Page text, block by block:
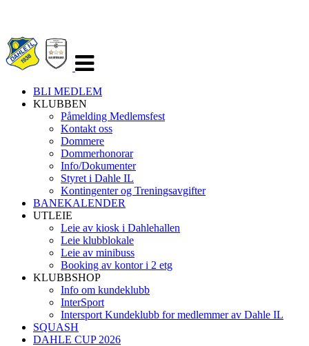
navigasjon
BLI MEDLEM
KLUBBEN
Påmelding Medlemsfest
Kontakt oss
Dommere
Dommerhonorar
Info/Dokumenter
Styret i Dahle IL
Kontingenter og Treningsavgifter
BANEKALENDER
UTLEIE
Leie av kiosk i Dahlehallen
Leie klubblokale
Leie av minibuss
Booking av kontor i 2 etg
KLUBBSHOP
Info om kundeklubb
InterSport
Intersport Kundeklubb for medlemmer av Dahle IL
SQUASH
DAHLE CUP 2026